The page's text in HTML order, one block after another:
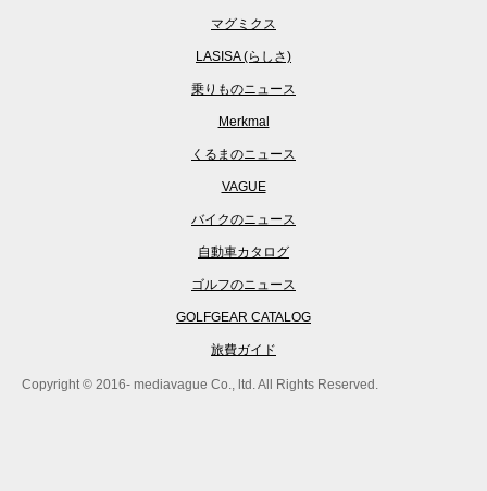
マグミクス
LASISA (らしさ)
乗りものニュース
Merkmal
くるまのニュース
VAGUE
バイクのニュース
自動車カタログ
ゴルフのニュース
GOLFGEAR CATALOG
旅費ガイド
Copyright © 2016- mediavague Co., ltd. All Rights Reserved.